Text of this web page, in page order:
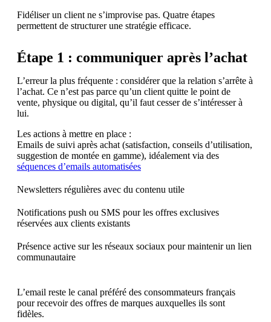
Fidéliser un client ne s’improvise pas. Quatre étapes
permettent de structurer une stratégie efficace.
Étape 1 : communiquer après l’achat
L’erreur la plus fréquente : considérer que la relation s’arrête à
l’achat. Ce n’est pas parce qu’un client quitte le point de
vente, physique ou digital, qu’il faut cesser de s’intéresser à
lui.
Les actions à mettre en place :
Emails de suivi après achat (satisfaction, conseils d’utilisation,
suggestion de montée en gamme), idéalement via des
séquences d’emails automatisées
Newsletters régulières avec du contenu utile
Notifications push ou SMS pour les offres exclusives
réservées aux clients existants
Présence active sur les réseaux sociaux pour maintenir un lien
communautaire
L’email reste le canal préféré des consommateurs français
pour recevoir des offres de marques auxquelles ils sont
fidèles.